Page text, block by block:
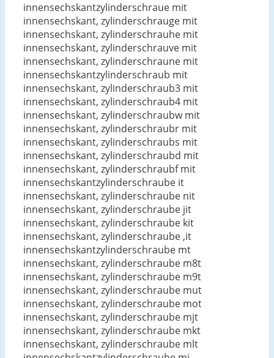
innensechskantzylinderschraue mit
innensechskant, zylinderschrauge mit
innensechskant, zylinderschrauhe mit
innensechskant, zylinderschrauve mit
innensechskant, zylinderschraune mit
innensechskantzylinderschraub mit
innensechskant, zylinderschraub3 mit
innensechskant, zylinderschraub4 mit
innensechskant, zylinderschraubw mit
innensechskant, zylinderschraubr mit
innensechskant, zylinderschraubs mit
innensechskant, zylinderschraubd mit
innensechskant, zylinderschraubf mit
innensechskantzylinderschraube it
innensechskant, zylinderschraube nit
innensechskant, zylinderschraube jit
innensechskant, zylinderschraube kit
innensechskant, zylinderschraube ,it
innensechskantzylinderschraube mt
innensechskant, zylinderschraube m8t
innensechskant, zylinderschraube m9t
innensechskant, zylinderschraube mut
innensechskant, zylinderschraube mot
innensechskant, zylinderschraube mjt
innensechskant, zylinderschraube mkt
innensechskant, zylinderschraube mlt